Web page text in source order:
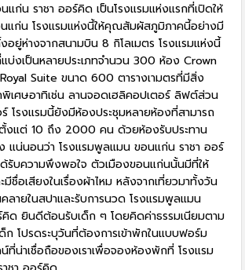
แก่น ราชา ออร์คิด เป็นโรงแรมแห่งแรกที่เปิดให้
แก่น โรงแรมแห่งนี้ให้คุณสัมผัสภูมิภาคนี้อย่างมี
อยู่ห่างจากสนามบิน 8 กิโลเมตร โรงแรมแห่งนี้
บ่งเป็นหลายประเภทจำนวน 300 ห้อง Crown
Suite ขนาด 600 ตารางเามตรที่มีสิ่ง
เศษอาทิเช่น ลานจอดเฮลิคอปเตอร์ ลิฟต์ส่วน
โรงแรมนี้ยังมีห้องประชุมหลายห้องที่สามารถ
ตั้งแต่ 10 ถึง 2000 คน ด้วยห้องรับประทาน
แน่นอนว่า โรงแรมพูลแมน ขอนแก่น ราชา ออร์
รับความพึงพอใจ ตัวเมืองขอนแก่นนั้นมีที่ให้
มีชื่อเสียงในเรื่องผ้าไหม หลังจากเที่ยวมาทั้งวัน
ายในสปาและรับการนวด โรงแรมพูลแมน
คิด ยินดีต้อนรับเด็ก ๆ โดยคิดค่าธรรมเนียมตาม
ก โปรดระบุวันที่ต้องการเข้าพักในแบบฟอร์ม
น่าเชื่อถือของเราเพื่อจองห้องพักที่ โรงแรม